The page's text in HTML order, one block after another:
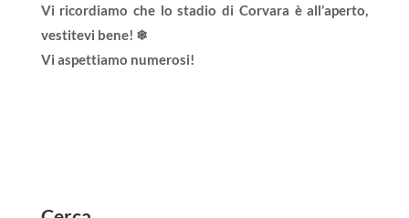
Vi ricordiamo che lo stadio di Corvara è all’aperto,
vestitevi bene! ❄
Vi aspettiamo numerosi!